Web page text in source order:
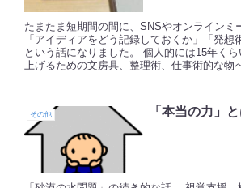
たまたま短期間の間に、SNSやオンラインミ
「アイディアをどう記録しておくか」「発想
という話になりました。 個人的には15年く
上げるための文房具、整理術、仕事術的な物
その他 「本当の力」